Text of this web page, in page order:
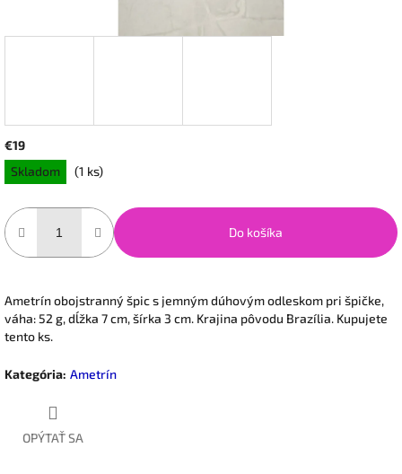
€19
Jednotková
cena:
Skladom (1 ks)
Do košíka
Ametrín obojstranný špic s jemným dúhovým odleskom pri špičke,
váha: 52 g, dĺžka 7 cm, šírka 3 cm. Krajina pôvodu Brazília. Kupujete
tento ks.
Kategória: Ametrín
OPÝTAŤ SA